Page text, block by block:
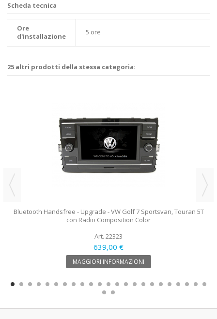
Scheda tecnica
Ore
d'installazione
5 ore
25 altri prodotti della stessa categoria:
Bluetooth Handsfree - Upgrade - VW Golf 7 Sportsvan, Touran 5T
con Radio Composition Color
Art. 22323
639,00 €
MAGGIORI INFORMAZIONI